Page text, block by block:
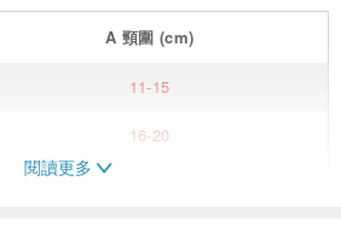
A 頸圍 (cm)
11-15
16-20
閱讀更多